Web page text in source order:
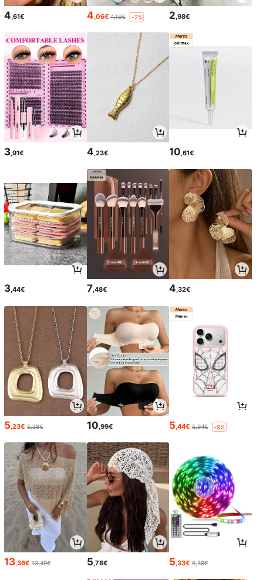
4,61€ 4,06€ 4,16€ -2% 2,98€
3,91€ 4,23€ 10,61€
3,44€ 7,48€ 4,32€
5 ,23€ 5,28€ 10 ,99€ 5 ,44€ 5,94€ -8%
13,36€ 13,49€ 5,78€ 5,33€ 5,38€